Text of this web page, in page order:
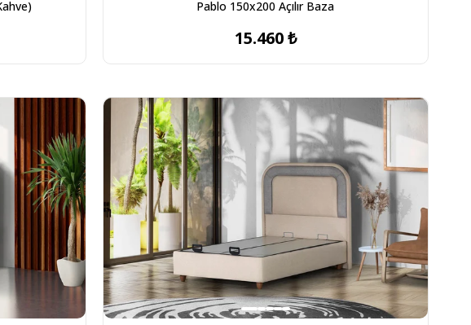
Pablo 150x200 Açılır Baza
15.460 ₺